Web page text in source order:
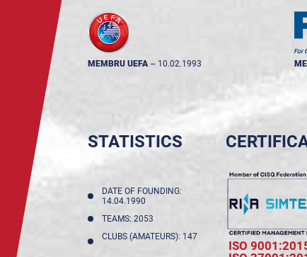
MEMBRU UEFA -- 10.02.1993
STATISTICS
DATE OF FOUNDING:
14.04.1990
TEAMS: 2053
CLUBS (AMATEURS): 147
ISO